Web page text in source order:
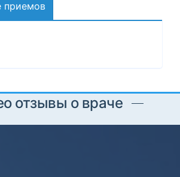
приемов
отзывы о враче